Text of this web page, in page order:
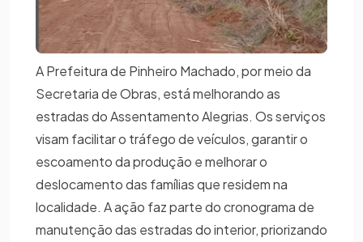
A Prefeitura de Pinheiro Machado, por meio da
Secretaria de Obras, está melhorando as
estradas do Assentamento Alegrias. Os serviços
visam facilitar o tráfego de veículos, garantir o
escoamento da produção e melhorar o
deslocamento das famílias que residem na
localidade. A ação faz parte do cronograma de
manutenção das estradas do interior, priorizando